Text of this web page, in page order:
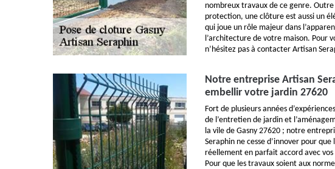
nombreux travaux de ce genre. Outre
protection, une clôture est aussi un
qui joue un rôle majeur dans
l’architecture de votre maison. Pour
n’hésitez pas à contacter Artisan
Notre entreprise Artisan
embellir votre jardin 27620
Fort de plusieurs années
de l’entretien de jardin et
la vile de Gasny 27620 ; notre
Seraphin ne cesse d’innover pour
réellement en parfait accord avec vos
Pour que les travaux soient aux